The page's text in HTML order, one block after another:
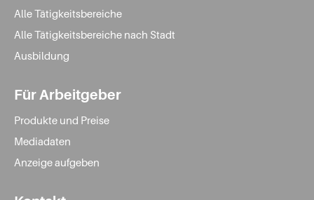
Alle Tätigkeitsbereiche
Alle Tätigkeitsbereiche nach Stadt
Ausbildung
Für Arbeitgeber
Produkte und Preise
Mediadaten
Anzeige aufgeben